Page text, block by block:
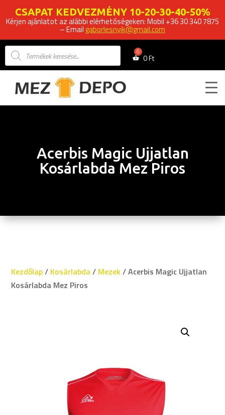
CSAPAT KEDVEZMÉNY 10-20-30-40-50%
Kérjen ajánlatot az alábbi elérhetőségeken: Mobil +36 30 340 7875
– Email gaborlesnyik@gmail.com
Products
search 0Ft
Acerbis Magic Ujjatlan
Kosárlabda Mez Piros
Kezdőlap/ Kosárlabda/ Mezek/ Acerbis Magic Ujjatlan
Kosárlabda Mez Piros